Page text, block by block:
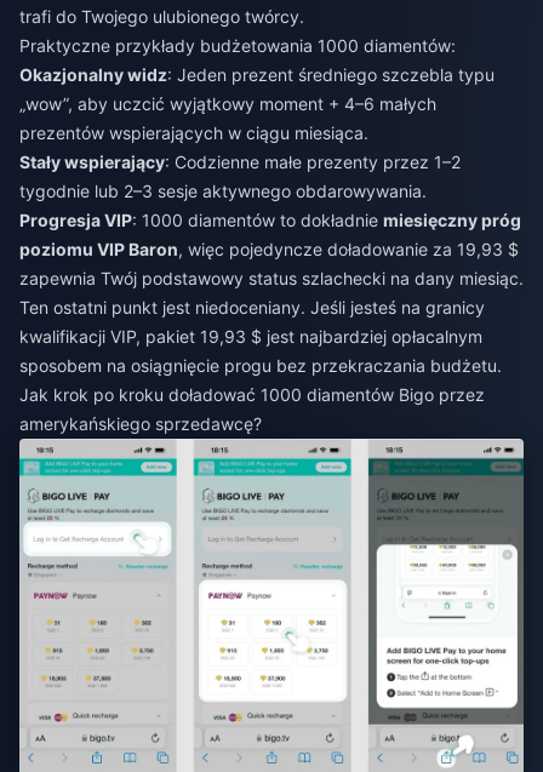
trafi do Twojego ulubionego twórcy.
Praktyczne przykłady budżetowania 1000 diamentów:
Okazjonalny widz: Jeden prezent średniego szczebla typu
„wow”, aby uczcić wyjątkowy moment + 4–6 małych
prezentów wspierających w ciągu miesiąca.
Stały wspierający: Codzienne małe prezenty przez 1–2
tygodnie lub 2–3 sesje aktywnego obdarowywania.
Progresja VIP: 1000 diamentów to dokładnie miesięczny próg
poziomu VIP Baron, więc pojedyncze doładowanie za 19,93 $
zapewnia Twój podstawowy status szlachecki na dany miesiąc.
Ten ostatni punkt jest niedoceniany. Jeśli jesteś na granicy
kwalifikacji VIP, pakiet 19,93 $ jest najbardziej opłacalnym
sposobem na osiągnięcie progu bez przekraczania budżetu.
Jak krok po kroku doładować 1000 diamentów Bigo przez
amerykańskiego sprzedawcę?